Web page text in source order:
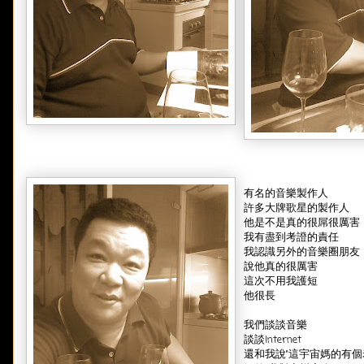
有名的音樂製作人
許多大牌歌星的製作人
他是不是真的很屌很厲害
我有盡到考證的責任
我認識另外的音樂圈朋友
說他真的很厲害
這次不用我護短
他很長
我們談談音樂
談談Internet
還和我說"這宇宙媽的有